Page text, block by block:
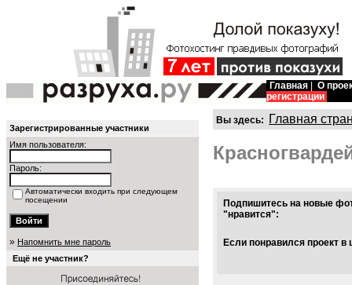
Главная
О
регистрации
Зарегистрированные участники
Имя пользователя:
Пароль:
Автоматически входить при следующем
посещении
» Напомнить мне пароль
Ещё не участник?
Вы здесь: Главная
Подпишитесь на новые
"нравится":
Если понравился проект